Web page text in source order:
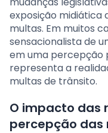
exposição midiática
multas. Em muitos
sensacionalista de
em uma percepção
representa a
multas de trânsito.
O impacto das
percepção